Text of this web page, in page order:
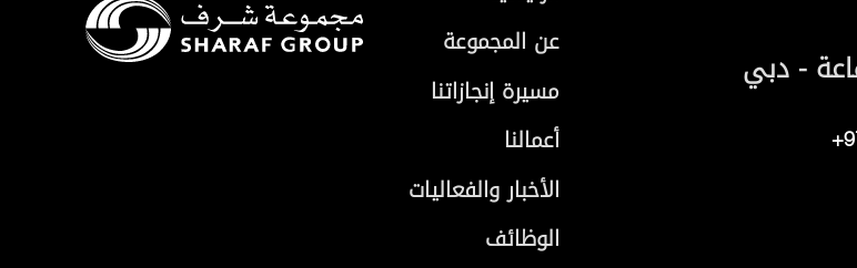
عن المجموعة
مسيرة إنجازاتنا
أعمالنا
الأخبار والفعاليات
الوظائف
- دبي